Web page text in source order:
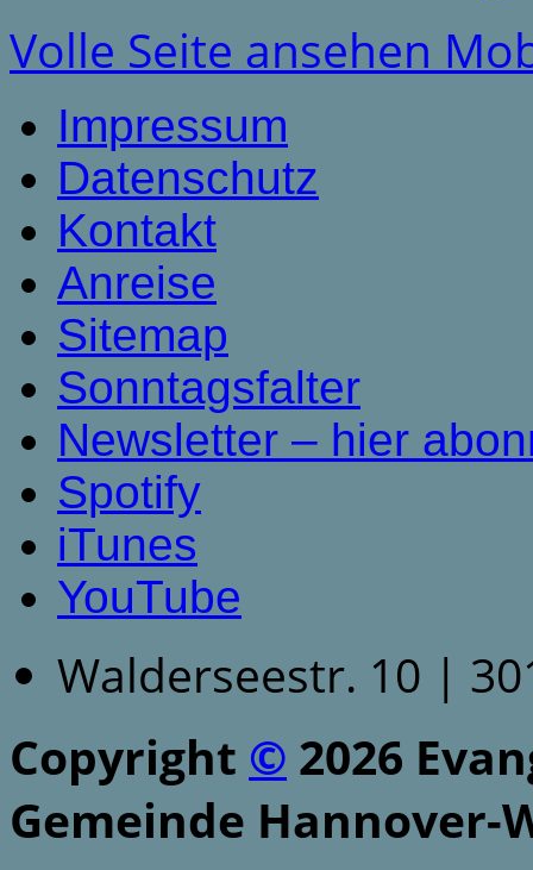
Volle Seite ansehen
Impressum
Datenschutz
Kontakt
Anreise
Sitemap
Sonntagsfalter
Newsletter – hier
Spotify
iTunes
YouTube
Walderseestr. 10 |
Copyright © 2026
Gemeinde Hannover-